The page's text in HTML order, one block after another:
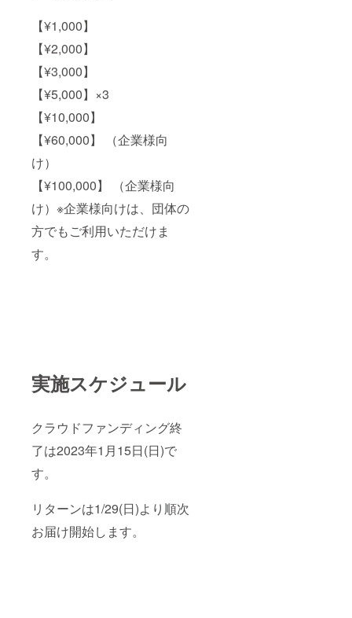
【¥1,000】
【¥2,000】
【¥3,000】
【¥5,000】×3
【¥10,000】
【¥60,000】 （企業様向
け）
【¥100,000】 （企業様向
け）※企業様向けは、団体の
方でもご利用いただけま
す。
実施スケジュール
クラウドファンディング終
了は2023年1月15日(日)で
す。
リターンは1/29(日)より順次
お届け開始します。